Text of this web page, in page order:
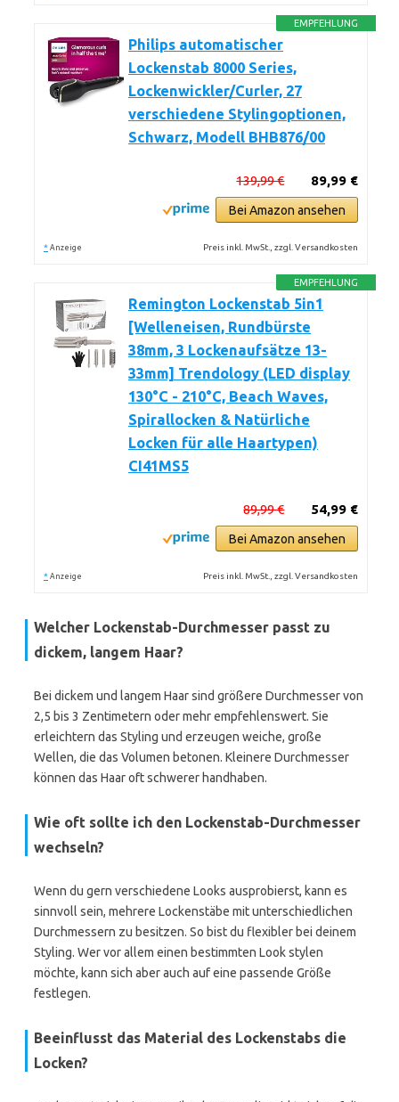
EMPFEHLUNG
Philips automatischer
Lockenstab 8000 Series,
Lockenwickler/Curler, 27
verschiedene Stylingoptionen,
Schwarz, Modell BHB876/00
89,99 €
139,99 €
Bei Amazon ansehen
* Anzeige Preis inkl. MwSt., zzgl. Versandkosten
EMPFEHLUNG
Remington Lockenstab 5in1
[Welleneisen, Rundbürste
38mm, 3 Lockenaufsätze 13-
33mm] Trendology (LED display
130°C - 210°C, Beach Waves,
Spirallocken & Natürliche
Locken für alle Haartypen)
CI41MS5
54,99 €
89,99 €
Bei Amazon ansehen
* Anzeige Preis inkl. MwSt., zzgl. Versandkosten
Welcher Lockenstab-Durchmesser passt zu
dickem, langem Haar?
Bei dickem und langem Haar sind größere Durchmesser von
2,5 bis 3 Zentimetern oder mehr empfehlenswert. Sie
erleichtern das Styling und erzeugen weiche, große
Wellen, die das Volumen betonen. Kleinere Durchmesser
können das Haar oft schwerer handhaben.
Wie oft sollte ich den Lockenstab-Durchmesser
wechseln?
Wenn du gern verschiedene Looks ausprobierst, kann es
sinnvoll sein, mehrere Lockenstäbe mit unterschiedlichen
Durchmessern zu besitzen. So bist du flexibler bei deinem
Styling. Wer vor allem einen bestimmten Look stylen
möchte, kann sich aber auch auf eine passende Größe
festlegen.
Beeinflusst das Material des Lockenstabs die
Locken?